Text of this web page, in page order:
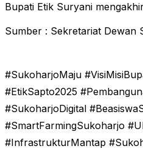
Bupati Etik Suryani
Sumber : Sekretariat Dewan
#SukoharjoMaju
#EtikSapto2025
#SukoharjoDigital
#SmartFarmingSukoharjo
#InfrastrukturMantap